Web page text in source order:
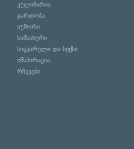
კულინარია
გართობა
იუმორი
სამსახური
სიყვარული და სექსი
ინსპირაცია
რჩევები